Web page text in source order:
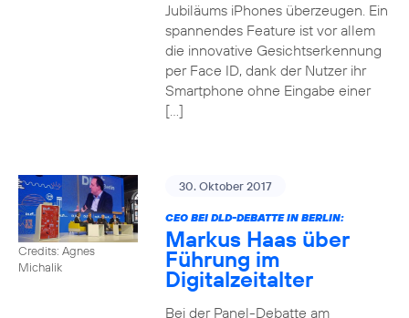
Jubiläums iPhones überzeugen. Ein
spannendes Feature ist vor allem
die innovative Gesichtserkennung
per Face ID, dank der Nutzer ihr
Smartphone ohne Eingabe einer
[…]
Credits: Agnes
Michalik
30. Oktober 2017
CEO BEI DLD-DEBATTE IN BERLIN:
Markus Haas über
Führung im
Digitalzeitalter
Bei der Panel-Debatte am